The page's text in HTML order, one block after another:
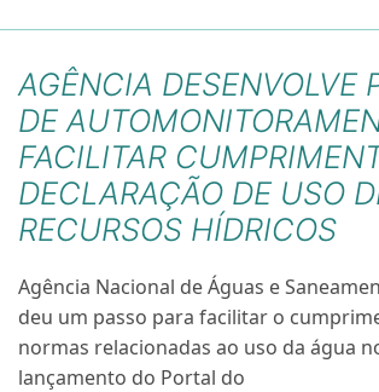
AGÊNCIA DESENVOLVE
DE
FACILITAR
DECLARAÇÃO DE USO
RECURSOS HÍDRICOS
Agência Nacional de Águas e
deu um passo para facilitar o
normas relacionadas ao uso da água
lançamento do Portal do